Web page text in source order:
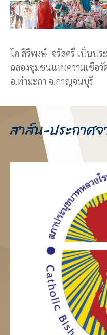
โอ สิริพงษ์ จรัสศรี เป็นป
ฉลองชุมชนแห่งความเชื่อ
อ.ท่ามะกา จ.กาญจนบุรี
สาส์น-ประกาศ